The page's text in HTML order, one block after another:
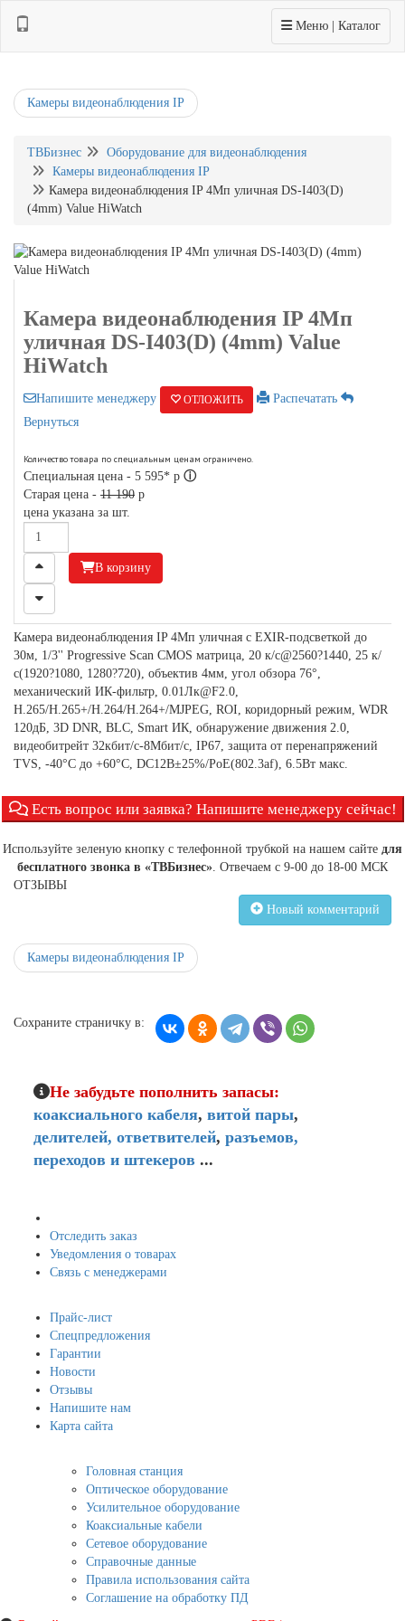
Toggle navigation
Меню | Каталог
Камеры видеонаблюдения IP
ТВБизнес
Оборудование для видеонаблюдения
Камеры видеонаблюдения IP
Камера видеонаблюдения IP 4Мп уличная DS-I403(D)
(4mm) Value HiWatch
Камера видеонаблюдения IP 4Мп
уличная DS-I403(D) (4mm) Value
HiWatch
Напишите менеджеру ОТЛОЖИТЬ
Распечатать
Вернуться
Количество товара по специальным ценам ограничено.
Специальная цена - 5 595* p ⓘ
Старая цена - 11 190 p
цена указана за шт.
В корзину
Камера видеонаблюдения IP 4Мп уличная с EXIR-подсветкой до
30м, 1/3'' Progressive Scan CMOS матрица, 20 к/с@2560?1440, 25 к/
с(1920?1080, 1280?720), объектив 4мм, угол обзора 76°,
механический ИК-фильтр, 0.01Лк@F2.0,
H.265/H.265+/H.264/H.264+/MJPEG, ROI, коридорный режим, WDR
120дБ, 3D DNR, BLC, Smart ИК, обнаружение движения 2.0,
видеобитрейт 32кбит/с-8Мбит/с, IP67, защита от перенапряжений
TVS, -40°C до +60°C, DC12В±25%/PoE(802.3af), 6.5Вт макс.
Есть вопрос или заявка? Напишите менеджеру сейчас!
Используйте зеленую кнопку с телефонной трубкой на нашем сайте для
бесплатного звонка в «ТВБизнес». Отвечаем с 9-00 до 18-00 МСК
ОТЗЫВЫ
Новый комментарий
Камеры видеонаблюдения IP
Сохраните страничку в:
Не забудьте пополнить запасы:
коаксиального кабеля, витой пары,
делителей, ответвителей, разъемов,
переходов и штекеров ...
Отследить заказ
Уведомления о товарах
Связь с менеджерами
Прайс-лист
Спецпредложения
Гарантии
Новости
Отзывы
Напишите нам
Карта сайта
Головная станция
Оптическое оборудование
Усилительное оборудование
Коаксиальные кабели
Сетевое оборудование
Справочные данные
Правила использования сайта
Соглашение на обработку ПД